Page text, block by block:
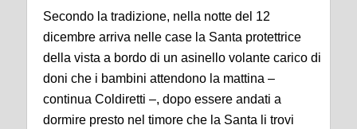
Secondo la tradizione, nella notte del 12
dicembre arriva nelle case la Santa protettrice
della vista a bordo di un asinello volante carico di
doni che i bambini attendono la mattina –
continua Coldiretti –, dopo essere andati a
dormire presto nel timore che la Santa li trovi